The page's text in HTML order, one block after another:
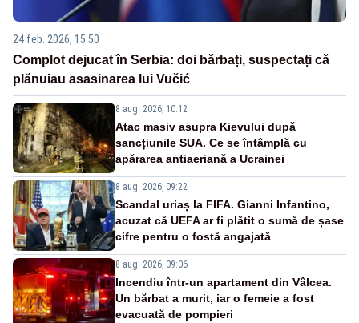
24 feb. 2026, 15:50
Complot dejucat în Serbia: doi bărbați, suspectați că
plănuiau asasinarea lui Vučić
8 aug. 2026, 10:12
Atac masiv asupra Kievului după
sancțiunile SUA. Ce se întâmplă cu
apărarea antiaeriană a Ucrainei
8 aug. 2026, 09:22
Scandal uriaș la FIFA. Gianni Infantino,
acuzat că UEFA ar fi plătit o sumă de șase
cifre pentru o fostă angajată
8 aug. 2026, 09:06
Incendiu într-un apartament din Vâlcea.
Un bărbat a murit, iar o femeie a fost
evacuată de pompieri